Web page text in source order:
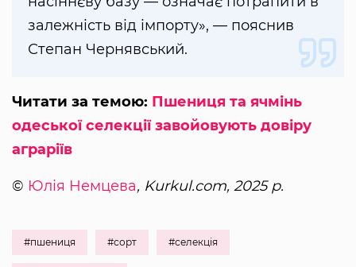
залежність від імпорту», — пояснив
Степан Чернявський.
Читати за темою: Пшениця та ячмінь
одеської селекції завойовують довіру
аграріїв
© Юлія Немцева, Kurkul.com, 2025 р.
#пшениця #сорт #селекція